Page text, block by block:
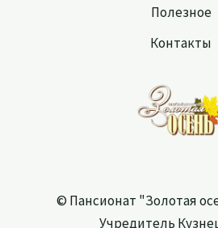
Полезное
Контакты
© Пансионат "Золотая
Учредитель